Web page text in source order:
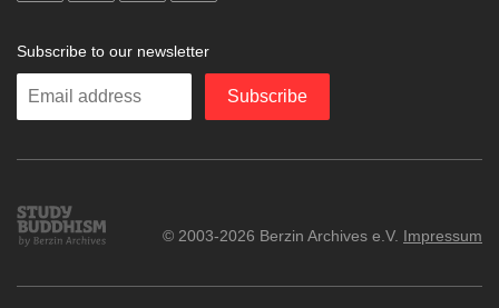
Subscribe to our newsletter
Enter
Subscribe
Study
Buddhism
© 2003-2026 Berzin Archives e.V. Impressum